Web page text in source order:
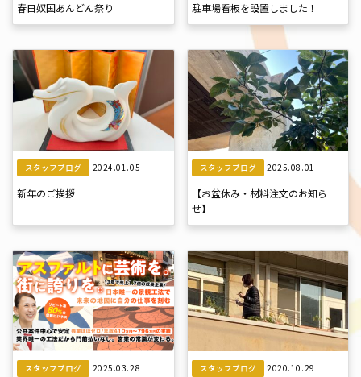
春日奴国あんどん祭り 駐車場看板を設置しました！
スタッフブログ 2024.01.05
新年のご挨拶
スタッフブログ 2025.08.01
【お盆休み・材料注文のお知ら
せ】
スタッフブログ 2025.03.28 スタッフブログ 2020.10.29